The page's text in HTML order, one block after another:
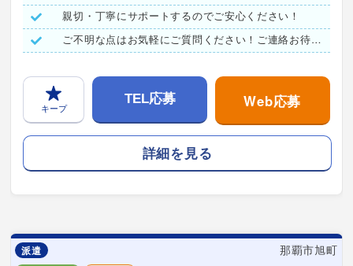
親切・丁寧にサポートするのでご安心ください！
ご不明な点はお気軽にご質問ください！ご連絡お待ちしています♪
キープ
TEL応募 Web応募
詳細を見る
派遣 那覇市旭町